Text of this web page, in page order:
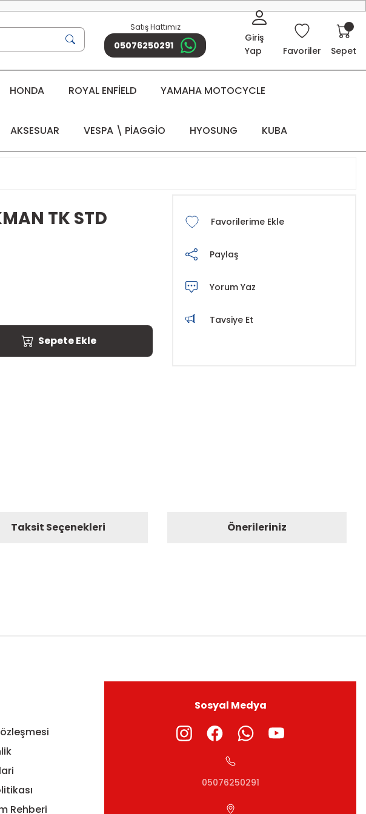
Satış Hattımız
05076250291
Giriş
Yap
Favoriler Sepet
HONDA ROYAL ENFİELD YAMAHA MOTOCYCLE
AKSESUAR VESPA \ PİAGGİO HYOSUNG KUBA
TK STD
Sepete Ekle
Paylaş
Yorum Yaz
Tavsiye Et
Taksit Seçenekleri Önerileriniz
Rehberi
Sosyal Medya
05076250291